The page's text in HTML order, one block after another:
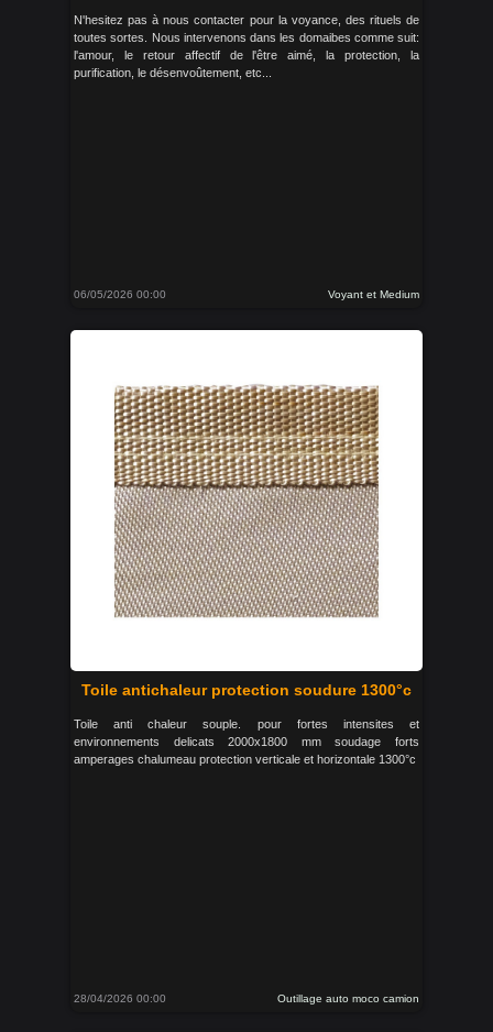
N'hesitez pas à nous contacter pour la voyance, des rituels de
toutes sortes. Nous intervenons dans les domaibes comme suit:
l'amour, le retour affectif de l'être aimé, la protection, la
purification, le désenvoûtement, etc...
06/05/2026 00:00 Voyant et Medium
Toile antichaleur protection soudure 1300°c
Toile anti chaleur souple. pour fortes intensites et
environnements delicats 2000x1800 mm soudage forts
amperages chalumeau protection verticale et horizontale 1300°c
28/04/2026 00:00 Outillage auto moco camion